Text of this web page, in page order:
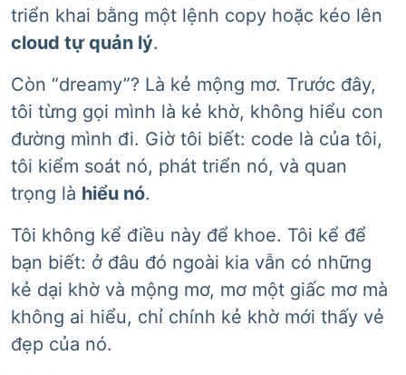
triển khai bằng một lệnh copy hoặc kéo lên
cloud tự quản lý.
Còn “dreamy”? Là kẻ mộng mơ. Trước đây,
tôi từng gọi mình là kẻ khờ, không hiểu con
đường mình đi. Giờ tôi biết: code là của tôi,
tôi kiểm soát nó, phát triển nó, và quan
trọng là hiểu nó.
Tôi không kể điều này để khoe. Tôi kể để
bạn biết: ở đâu đó ngoài kia vẫn có những
kẻ dại khờ và mộng mơ, mơ một giấc mơ mà
không ai hiểu, chỉ chính kẻ khờ mới thấy vẻ
đẹp của nó.